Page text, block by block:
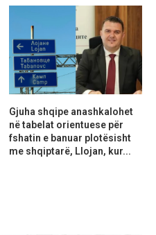
Gjuha shqipe anashkalohet
në tabelat orientuese për
fshatin e banuar plotësisht
me shqiptarë, Llojan, kur...